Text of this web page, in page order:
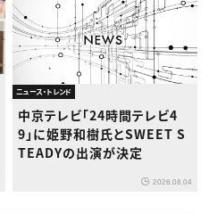
ニュース・トレンド
中京テレビ「24時間テレビ4
9」に姫野和樹氏とSWEET S
TEADYの出演が決定
2026.08.04